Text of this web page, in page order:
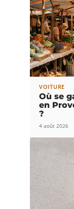
VOITURE
Où se
en
?
4 août 2026